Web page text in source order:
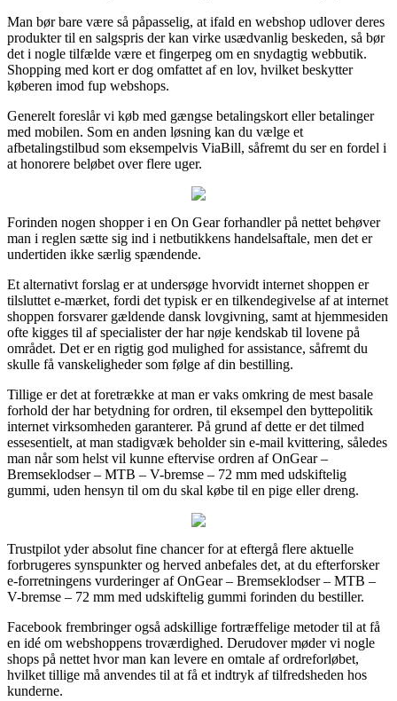
Man bør bare være så påpasselig, at ifald en webshop udlover deres
produkter til en salgspris der kan virke usædvanlig beskeden, så bør
det i nogle tilfælde være et fingerpeg om en snydagtig webbutik.
Shopping med kort er dog omfattet af en lov, hvilket beskytter
køberen imod fup webshops.
Generelt foreslår vi køb med gængse betalingskort eller betalinger
med mobilen. Som en anden løsning kan du vælge et
afbetalingstilbud som eksempelvis ViaBill, såfremt du ser en fordel i
at honorere beløbet over flere uger.
Forinden nogen shopper i en On Gear forhandler på nettet behøver
man i reglen sætte sig ind i netbutikkens handelsaftale, men det er
undertiden ikke særlig spændende.
Et alternativt forslag er at undersøge hvorvidt internet shoppen er
tilsluttet e-mærket, fordi det typisk er en tilkendegivelse af at internet
shoppen forsvarer gældende dansk lovgivning, samt at hjemmesiden
ofte kigges til af specialister der har nøje kendskab til lovene på
området. Det er en rigtig god mulighed for assistance, såfremt du
skulle få vanskeligheder som følge af din bestilling.
Tillige er det at foretrække at man er vaks omkring de mest basale
forhold der har betydning for ordren, til eksempel den byttepolitik
internet virksomheden garanterer. På grund af dette er det tilmed
essesentielt, at man stadigvæk beholder sin e-mail kvittering, således
man når som helst vil kunne eftervise ordren af OnGear –
Bremseklodser – MTB – V-bremse – 72 mm med udskiftelig
gummi, uden hensyn til om du skal købe til en pige eller dreng.
Trustpilot yder absolut fine chancer for at eftergå flere aktuelle
forbrugeres synspunkter og herved anbefales det, at du efterforsker
e-forretningens vurderinger af OnGear – Bremseklodser – MTB –
V-bremse – 72 mm med udskiftelig gummi forinden du bestiller.
Facebook frembringer også adskillige fortræffelige metoder til at få
en idé om webshoppens troværdighed. Derudover møder vi nogle
shops på nettet hvor man kan levere en omtale af ordreforløbet,
hvilket tillige må anvendes til at få et indtryk af tilfredsheden hos
kunderne.